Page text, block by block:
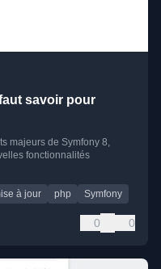
savoir pour
majeurs de Symfony 8,
fonctionnalités
à jour php Symfony
0 0